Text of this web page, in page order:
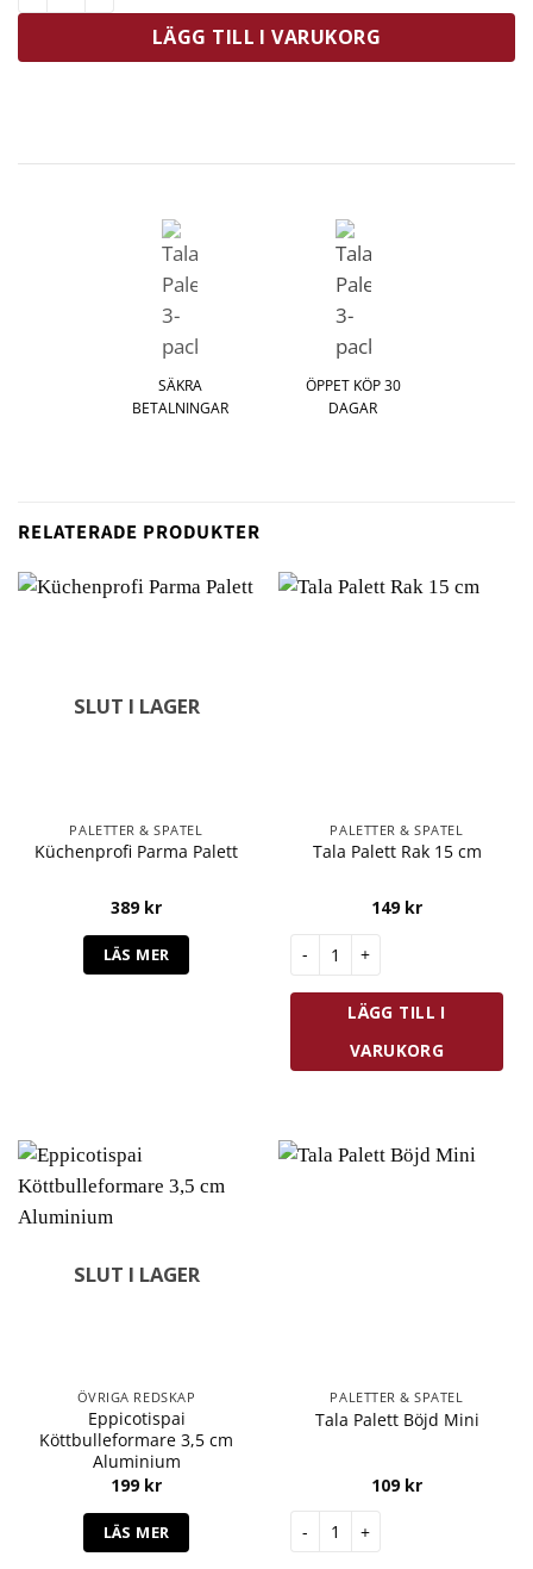
LÄGG TILL I VARUKORG
SÄKRA
BETALNINGAR
ÖPPET KÖP 30
DAGAR
RELATERADE PRODUKTER
SLUT I LAGER
PALETTER & SPATEL
Küchenprofi Parma Palett
389 kr
LÄS MER
PALETTER & SPATEL
Tala Palett Rak 15 cm
149 kr
Tala Palett Rak 15 cm mängd
LÄGG TILL I
VARUKORG
SLUT I LAGER
ÖVRIGA REDSKAP
Eppicotispai
Köttbulleformare 3,5 cm
Aluminium
199 kr
LÄS MER
PALETTER & SPATEL
Tala Palett Böjd Mini
109 kr
Tala Palett Böjd Mini mängd